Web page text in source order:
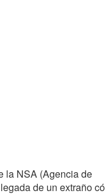
la NSA (Agencia de
de un extraño